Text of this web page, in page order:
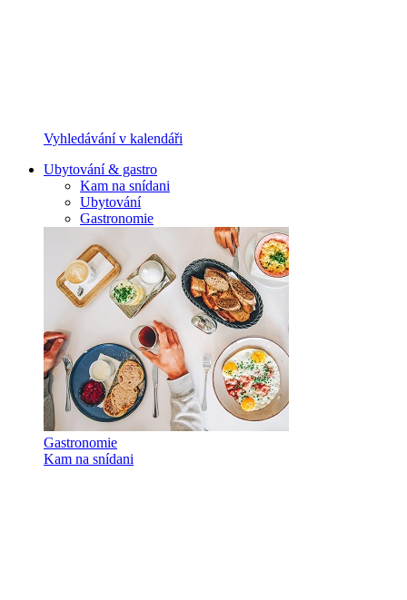
Vyhledávání v kalendáři
Ubytování & gastro
Kam na snídani
Ubytování
Gastronomie
Gastronomie
Kam na snídani